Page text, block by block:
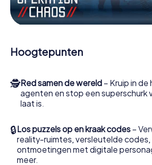
Werk samen als een team,
spionnen en lok de handlangers van de
excelleren om de slechteriken te
tegenstelling tot James Bond en Co.
jezelf en jouw team in de hoogste score
toegang tot jouw eigen fotogalerij. De
myCityHunt verandert Nokia in jouw
spionage en geheime agenten en
escaperoom in de buitenlucht!
Hoogtepunten
🕵Red samen de wereld – Kruip in de
agenten en stop een superschurk
laat is.
🔒Los puzzels op en kraak codes –
reality-ruimtes, versleutelde codes,
ontmoetingen met digitale
meer.